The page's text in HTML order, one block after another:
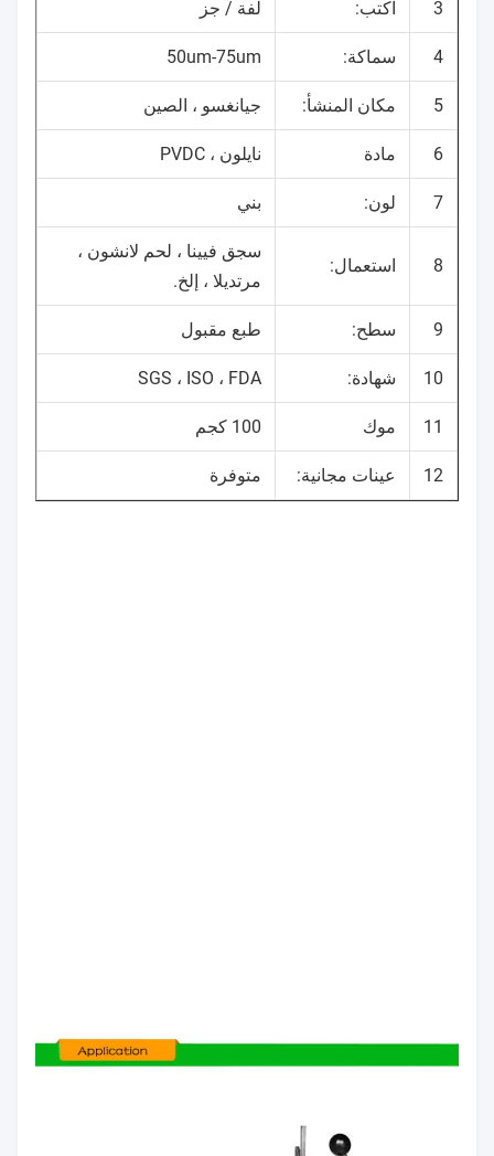
3 اكتب: لفة / جز
4 سماكة: 50um-75um
5 مكان المنشأ: جيانغسو ، الصين
6 مادة نايلون ، PVDC
7 لون: بني
8 استعمال:
سجق فيينا ، لحم لانشون ،
مرتديلا ، إلخ.
9 سطح: طبع مقبول
10 شهادة: SGS ، ISO ، FDA
11 موك 100 كجم
12 عينات مجانية: متوفرة